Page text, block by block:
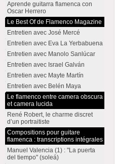
Aprende guitarra flamenca con
Oscar Herrero
Le Best Of de Flamenco Magazine
Entretien avec José Mercé
Entretien avec Eva La Yerbabuena
Entretien avec Manolo Sanlúcar
Entretien avec Israel Galván
Entretien avec Mayte Martín
Entretien avec Belén Maya
Le flamenco entre camera obscura
et camera lucida
René Robert, le charme discret
d’un portraitiste
Compositions pour guitare
flamenca : transcriptions intégrales
Manuel Valencia (1) : "La puerta
del tiempo" (soleá)